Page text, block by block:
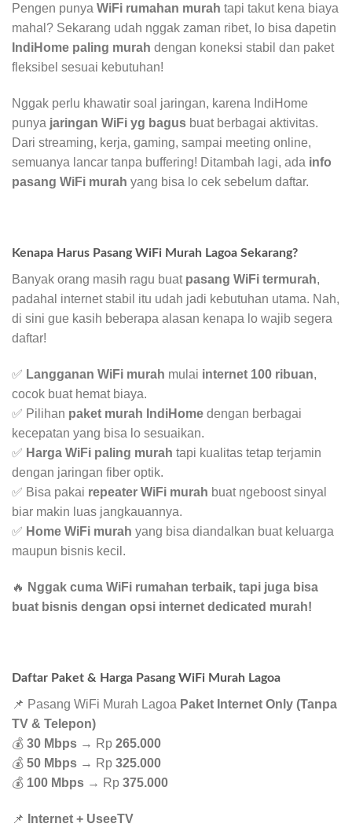
Pengen punya WiFi rumahan murah tapi takut kena biaya
mahal? Sekarang udah nggak zaman ribet, lo bisa dapetin
IndiHome paling murah dengan koneksi stabil dan paket
fleksibel sesuai kebutuhan!
Nggak perlu khawatir soal jaringan, karena IndiHome
punya jaringan WiFi yg bagus buat berbagai aktivitas.
Dari streaming, kerja, gaming, sampai meeting online,
semuanya lancar tanpa buffering! Ditambah lagi, ada info
pasang WiFi murah yang bisa lo cek sebelum daftar.
Kenapa Harus Pasang WiFi Murah Lagoa Sekarang?
Banyak orang masih ragu buat pasang WiFi termurah,
padahal internet stabil itu udah jadi kebutuhan utama. Nah,
di sini gue kasih beberapa alasan kenapa lo wajib segera
daftar!
✅ Langganan WiFi murah mulai internet 100 ribuan,
cocok buat hemat biaya.
✅ Pilihan paket murah IndiHome dengan berbagai
kecepatan yang bisa lo sesuaikan.
✅ Harga WiFi paling murah tapi kualitas tetap terjamin
dengan jaringan fiber optik.
✅ Bisa pakai repeater WiFi murah buat ngeboost sinyal
biar makin luas jangkauannya.
✅ Home WiFi murah yang bisa diandalkan buat keluarga
maupun bisnis kecil.
🔥 Nggak cuma WiFi rumahan terbaik, tapi juga bisa
buat bisnis dengan opsi internet dedicated murah!
Daftar Paket & Harga Pasang WiFi Murah Lagoa
📌 Pasang WiFi Murah Lagoa Paket Internet Only (Tanpa
TV & Telepon)
💰 30 Mbps → Rp 265.000
💰 50 Mbps → Rp 325.000
💰 100 Mbps → Rp 375.000
📌
Internet + UseeTV